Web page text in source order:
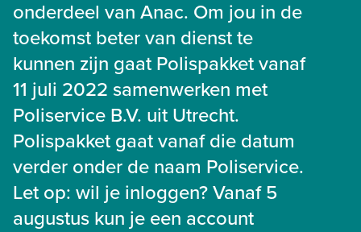
onderdeel van Anac. Om jou in de
toekomst beter van dienst te
kunnen zijn gaat Polispakket vanaf
11 juli 2022 samenwerken met
Poliservice B.V. uit Utrecht.
Polispakket gaat vanaf die datum
verder onder de naam Poliservice.
Let op: wil je inloggen? Vanaf 5
augustus kun je een account